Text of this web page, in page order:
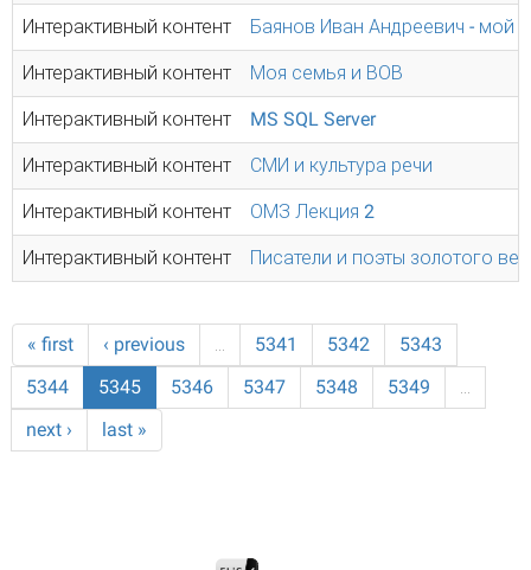
Интерактивный контент Баянов Иван Андреевич - мой
Интерактивный контент Моя семья и ВОВ
Интерактивный контент MS SQL Server
Интерактивный контент СМИ и культура речи
Интерактивный контент ОМЗ Лекция 2
Интерактивный контент Писатели и поэты золотого
« first ‹ previous … 5341 5342
5343
5344
5345 5346 5347 5348 5349
…
next ›
last »